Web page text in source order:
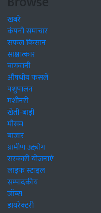
खबरें
कंपनी समाचार
सफल किसान
साक्षात्कार
बागवानी
औषधीय फसलें
पशुपालन
मशीनरी
खेती-बाड़ी
मौसम
बाजार
ग्रामीण उद्द्योग
सरकारी योजनाएं
लाइफ स्टाइल
सम्पादकीय
जॉब्स
डायरेक्टरी